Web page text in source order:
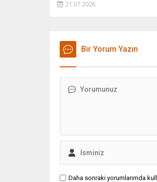
resmen yasaklandı.
21.07.2026
Bir Yorum Yazın
Daha sonraki yorumlarımda